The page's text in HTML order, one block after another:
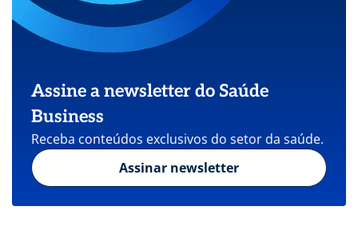
Assine a newsletter do Saúde
Business
Receba conteúdos exclusivos do setor da saúde.
Assinar newsletter